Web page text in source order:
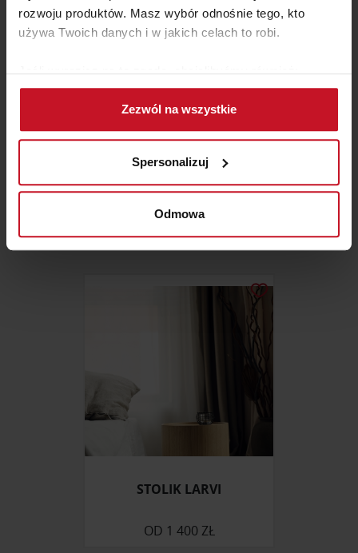
rozwoju produktów. Masz wybór odnośnie tego, kto
używa Twoich danych i w jakich celach to robi.
Jeśli wyrazisz na to zgodę, chcielibyśmy również:
Gromadzić dane dotyczące Twojej lokalizacji
geograficznej z dokładnością nawet do kilku metrów
Identyfikować Twoje urządzenie, aktywnie
(fingerprinting, czyli wirtualny odcisk palca)
Dowiedz się więcej odnośnie tego, jak Twoje osobiste
dane są przetwarzane oraz ustaw własne preferencje w
zmienić lub wycofać swoją zgodę w dowolnej chwili.
Wykorzystujemy pliki cookie do spersonalizowania treści
i reklam, aby oferować funkcje społecznościowe i
analizować ruch w naszej witrynie. Informacje o tym, jak
korzystasz z naszej witryny, udostępniamy partnerom
społecznościowym, reklamowym i analitycznym.
otrzymanymi od Ciebie lub uzyskanymi podczas
korzystania z ich usług.
Zezwól na wszystkie
Spersonalizuj
Odmowa
FOTEL VOCALE
ZAPYTAJ O CENĘ W SALONIE
STOLIK LARVI
OD 1 400 ZŁ